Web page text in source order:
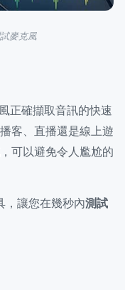
麥克風
正確擷取音訊的快速
客、直播還是線上遊
，可以避免令人尷尬的
，讓您在幾秒內測試